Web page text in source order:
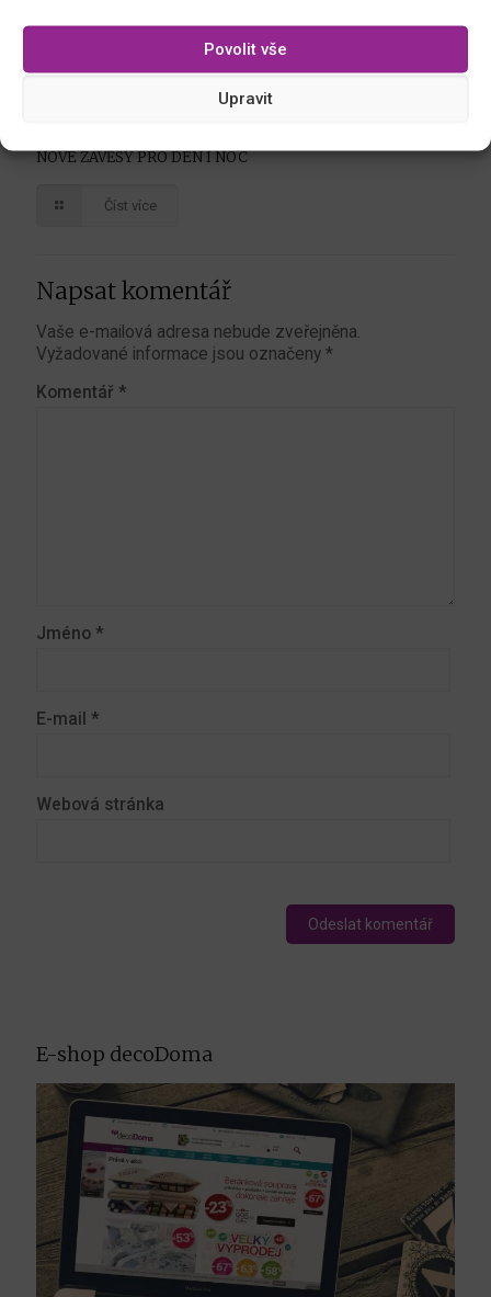
Povolit vše
Upravit
NOVÉ ZÁVĚSY PRO DEN I NOC
Číst více
Napsat komentář
Vaše e-mailová adresa nebude zveřejněna.
Vyžadované informace jsou označeny *
Komentář *
Jméno *
E-mail *
Webová stránka
E-shop decoDoma